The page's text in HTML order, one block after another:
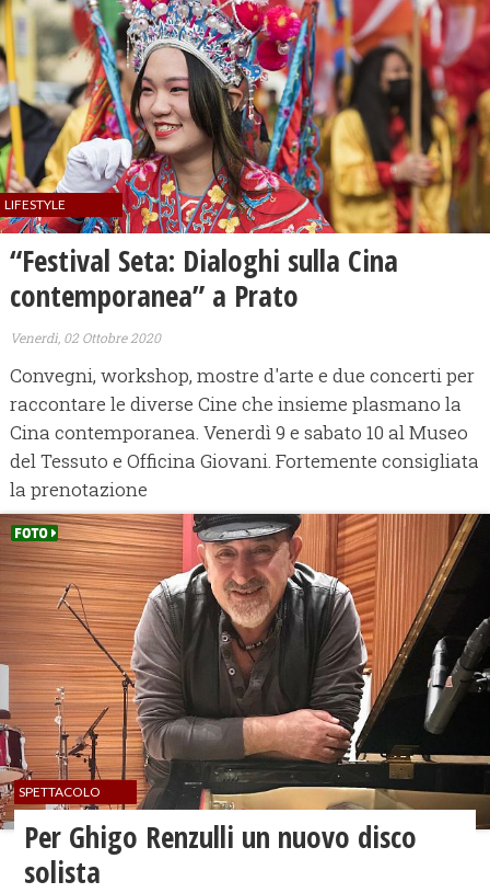
LIFESTYLE
“Festival Seta: Dialoghi sulla Cina
contemporanea” a Prato
Venerdì, 02 Ottobre 2020
Convegni, workshop, mostre d'arte e due concerti per
raccontare le diverse Cine che insieme plasmano la
Cina contemporanea. Venerdì 9 e sabato 10 al Museo
del Tessuto e Officina Giovani. Fortemente consigliata
la prenotazione
SPETTACOLO
Per Ghigo Renzulli un nuovo disco
solista